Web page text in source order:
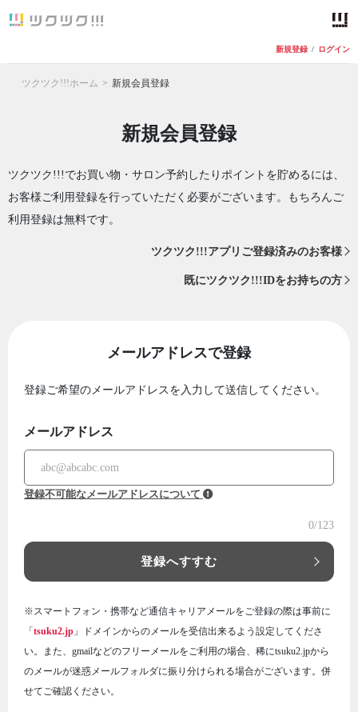
新規登録 / ログイン
ツクツク!!!ホーム 新規会員登録
新規会員登録
ツクツク!!!でお買い物・サロン予約したりポイントを貯めるには、
お客様ご利用登録を行っていただく必要がございます。もちろんご
利用登録は無料です。
ツクツク!!!アプリご登録済みのお客様
既にツクツク!!!IDをお持ちの方
メールアドレスで登録
登録ご希望のメールアドレスを入力して送信してください。
メールアドレス
登録不可能なメールアドレスについて
0/123
登録へすすむ
※スマートフォン・携帯など通信キャリアメールをご登録の際は事前に
「 tsuku2.jp 」ドメインからのメールを受信出来るよう設定してくださ
い。また、gmailなどのフリーメールをご利用の場合、稀にtsuku2.jpから
のメールが迷惑メールフォルダに振り分けられる場合がございます。併
せてご確認ください。